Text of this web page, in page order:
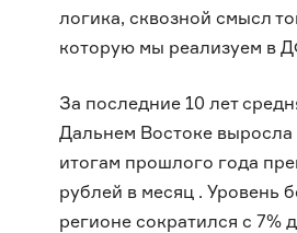
логика, сквозной смысл
которую мы реализуем в
За последние 10 лет
Дальнем Востоке выросла
итогам прошлого года
рублей в месяц . Уровень
регионе сократился с 7%